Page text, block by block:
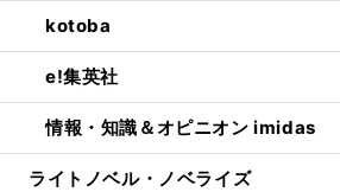
kotoba
e!集英社
情報・知識＆オピニオン imidas
ライトノベル・ノベライズ